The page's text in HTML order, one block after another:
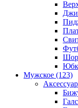
Мужское (123)